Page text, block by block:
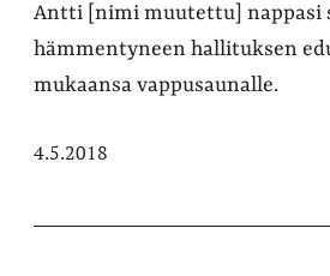
Antti [nimi muutettu] nappasi
hämmentyneen hallituksen
mukaansa vappusaunalle.
4.5.2018